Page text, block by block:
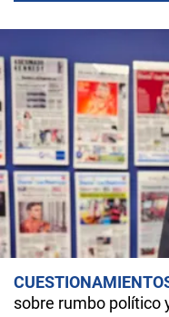
sobre rumbo político